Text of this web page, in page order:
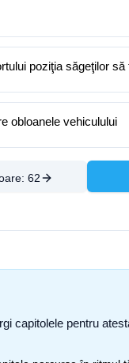
poziţia săgeţilor să
obloanele vehiculului
62
capitolele pentru